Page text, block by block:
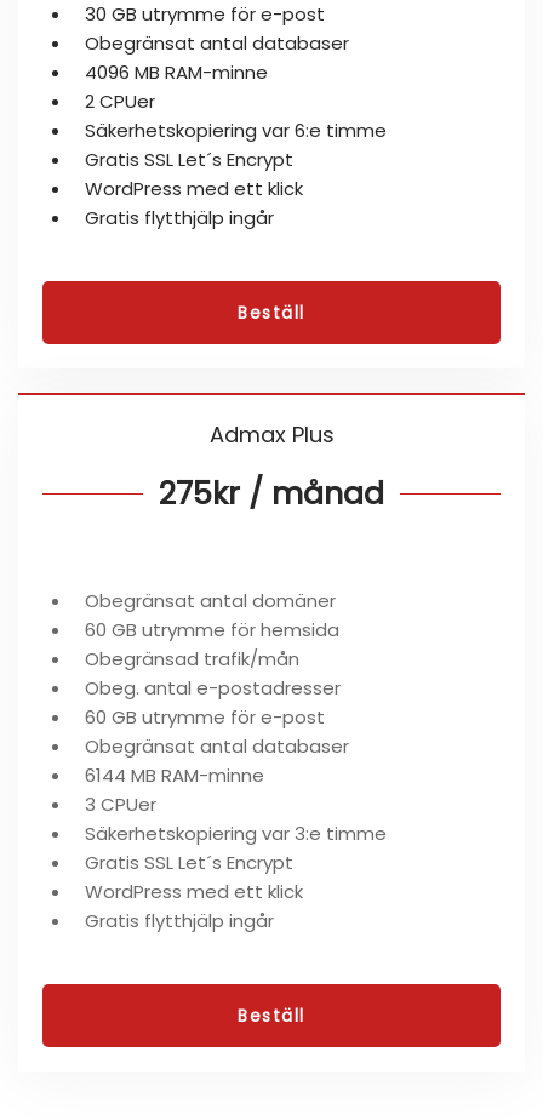
30 GB utrymme för e-post
Obegränsat antal databaser
4096 MB RAM-minne
2 CPUer
Säkerhetskopiering var 6:e timme
Gratis SSL Let´s Encrypt
WordPress med ett klick
Gratis flytthjälp ingår
Beställ
Admax Plus
275kr / månad
Obegränsat antal domäner
60 GB utrymme för hemsida
Obegränsad trafik/mån
Obeg. antal e-postadresser
60 GB utrymme för e-post
Obegränsat antal databaser
6144 MB RAM-minne
3 CPUer
Säkerhetskopiering var 3:e timme
Gratis SSL Let´s Encrypt
WordPress med ett klick
Gratis flytthjälp ingår
Beställ